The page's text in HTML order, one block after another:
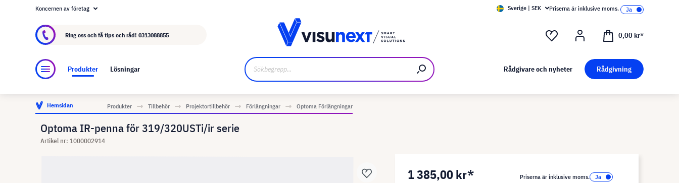
Om visunext.se
Koncernen av företag Sverige | SEK Priserna är inklusive moms.
Ring oss och få tips och råd! 0313088855 0,00 kr*
Produkter Lösningar Rådgivare och nyheter Rådgivning
Hemsidan Produkter Tillbehör Projektortillbehör Förlängningar Optoma Förlängningar
Optoma IR-penna för 319/320USTi/ir serie
Artikel nr: 1000002914
1 385,00 kr* Priserna är inklusive moms.